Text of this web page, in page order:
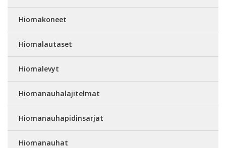
Hiomakoneet
Hiomalautaset
Hiomalevyt
Hiomanauhalajitelmat
Hiomanauhapidinsarjat
Hiomanauhat